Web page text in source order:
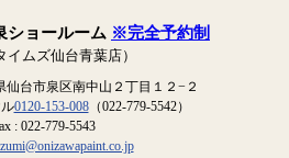
ショールーム ※完全予約制
イムズ仙台青葉店）
台市泉区南中山２丁目１２−２
0120-153-008（022-779-5542）
: 022-779-5543